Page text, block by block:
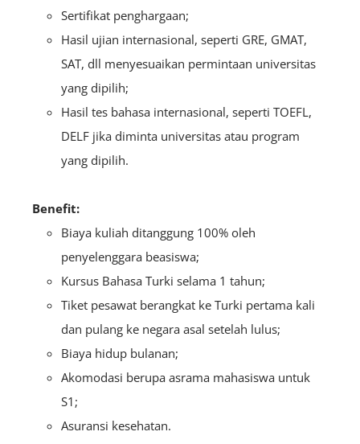
Sertifikat penghargaan;
Hasil ujian internasional, seperti GRE, GMAT,
SAT, dll menyesuaikan permintaan universitas
yang dipilih;
Hasil tes bahasa internasional, seperti TOEFL,
DELF jika diminta universitas atau program
yang dipilih.
Benefit:
Biaya kuliah ditanggung 100% oleh
penyelenggara beasiswa;
Kursus Bahasa Turki selama 1 tahun;
Tiket pesawat berangkat ke Turki pertama kali
dan pulang ke negara asal setelah lulus;
Biaya hidup bulanan;
Akomodasi berupa asrama mahasiswa untuk
S1;
Asuransi kesehatan.